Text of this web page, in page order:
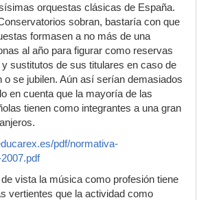
orquestas clásicas de España.
sobran, bastaría con que
formasen a no más de una
al año para figurar como reservas
sustitutos de sus titulares en caso de
o se jubilen. Aún así serían demasiados
en cuenta que la mayoría de las
tienen como integrantes a una gran
pdf/normativa-
vista la música como profesión tiene
vertientes que la actividad como